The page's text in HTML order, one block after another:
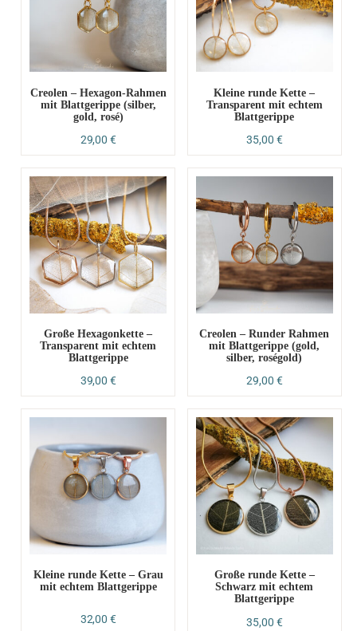
Creolen – Hexagon-Rahmen
mit Blattgerippe (silber,
gold, rosé)
29,00 €
Kleine runde Kette –
Transparent mit echtem
Blattgerippe
35,00 €
Große Hexagonkette –
Transparent mit echtem
Blattgerippe
39,00 €
Creolen – Runder Rahmen
mit Blattgerippe (gold,
silber, roségold)
29,00 €
Kleine runde Kette – Grau
mit echtem Blattgerippe
32,00 €
Große runde Kette –
Schwarz mit echtem
Blattgerippe
35,00 €